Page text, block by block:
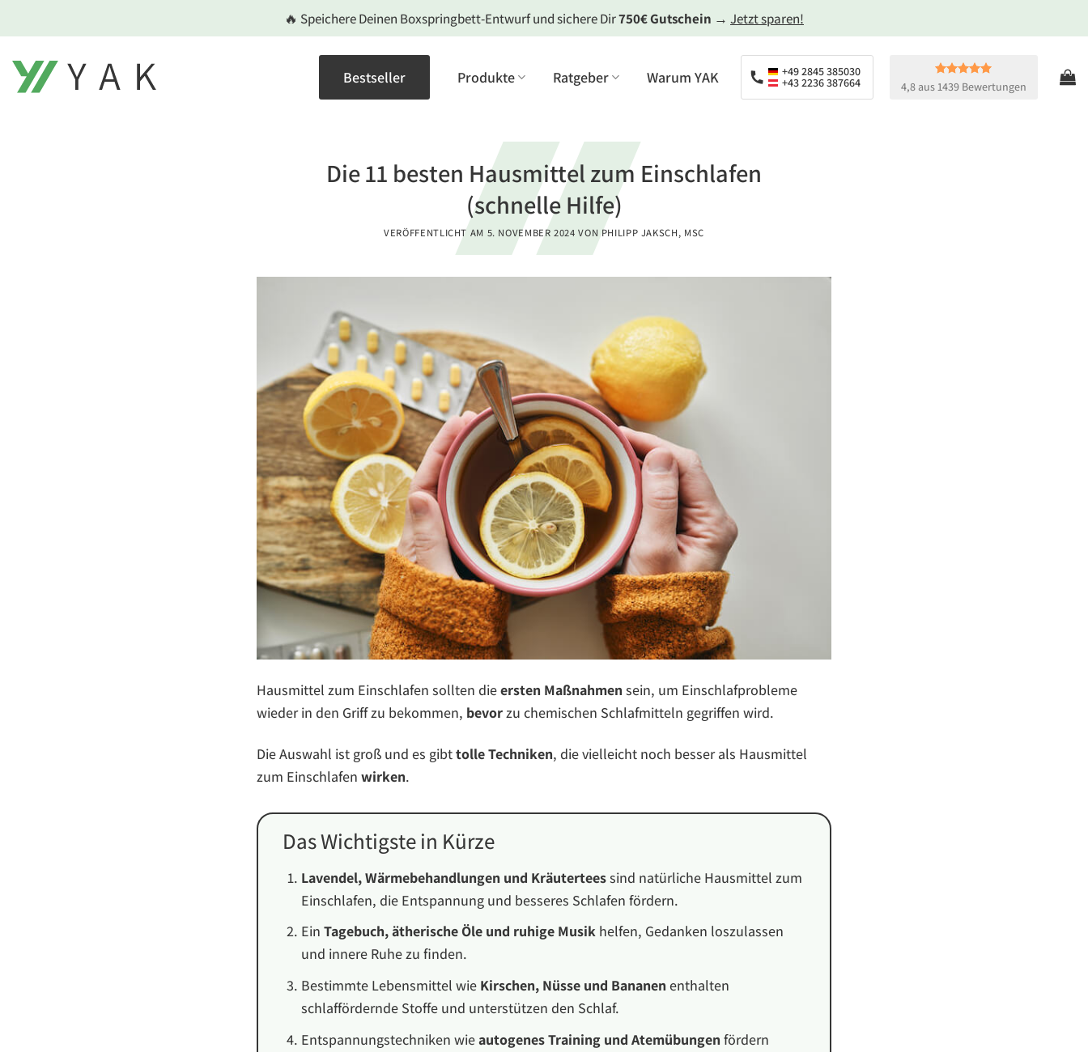
Inhalt
🔥 Speichere Deinen Boxspringbett-Entwurf und sichere Dir750€ Gutschein → Jetzt sparen!
Bestseller Produkte Ratgeber Warum YAK +49 2845 385030
+43 2236 387664 4,8 aus 1439 Bewertungen
Die 11 besten Hausmittel zum Einschlafen
(schnelle Hilfe)
VERÖFFENTLICHT AM 5. NOVEMBER 2024 VON PHILIPP JAKSCH, MSC
Hausmittel zum Einschlafen sollten dieersten Maßnahmen sein, um Einschlafprobleme
wieder in den Griff zu bekommen, bevorzu chemischen Schlafmitteln gegriffen wird.
Die Auswahl ist groß und es gibttolle Techniken, die vielleicht noch besser als Hausmittel
zum Einschlafen wirken.
Das Wichtigste in Kürze
Lavendel, Wärmebehandlungen und Kräuterteessind natürliche Hausmittel zum
Einschlafen, die Entspannung und besseres Schlafen fördern.
EinTagebuch, ätherische Öle und ruhige Musik helfen, Gedanken loszulassen
und innere Ruhe zu finden.
Bestimmte Lebensmittel wie Kirschen, Nüsse und Bananen enthalten
schlaffördernde Stoffe und unterstützen den Schlaf.
Entspannungstechniken wieautogenes Training und Atemübungen fördern